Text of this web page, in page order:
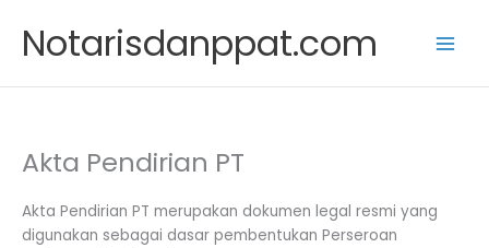
content
Notarisdanppat.com
Akta Pendirian PT
Akta Pendirian PT merupakan dokumen legal resmi yang
digunakan sebagai dasar pembentukan Perseroan